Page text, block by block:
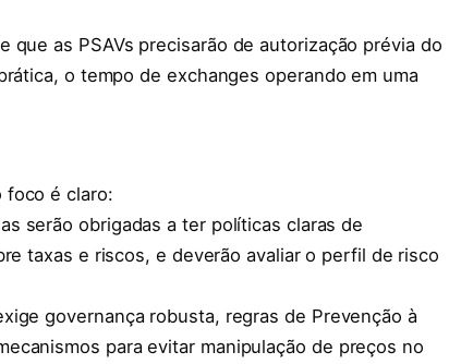
que as PSAVs precisarão de autorização prévia do
o tempo de exchanges operando em uma
foco é claro:
serão obrigadas a ter políticas claras de
taxas e riscos, e deverão avaliar o perfil de risco
governança robusta, regras de Prevenção à
para evitar manipulação de preços no